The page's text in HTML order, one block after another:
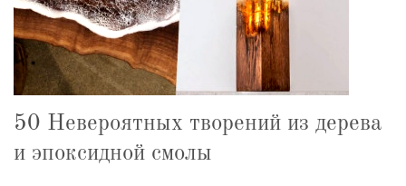
50 Невероятных творений из дерева
и эпоксидной смолы